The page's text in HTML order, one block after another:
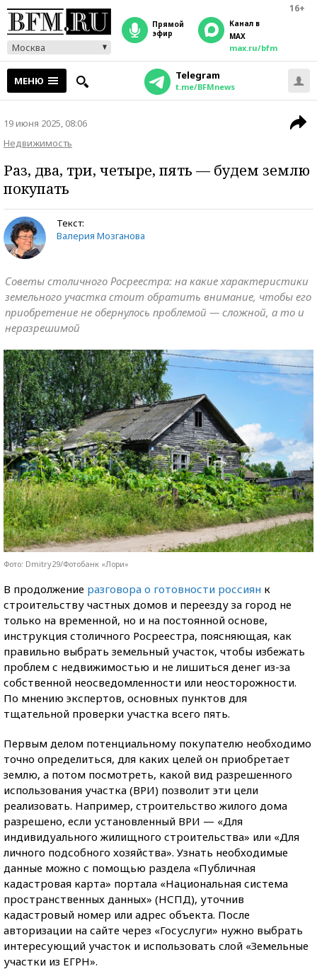
16+
Москва
прямой
эфир
Канал в
MAX
max.ru/bfm
МЕНЮ Telegram
t.me/BFMnews
19 июня 2025, 08:06
Недвижимость
Раз, два, три, четыре, пять — будем землю
покупать
Текст:
Валерия Мозганова
Советы столичного Росреестра: на какие характеристики
земельного участка стоит обратить внимание, чтобы его
приобретение не обернулось проблемой — сложной, а то и
неразрешимой
Фото: Dmitry29/Фотобанк «Лори»
В продолжение разговора о готовности россиян к
строительству частных домов и переезду за город не
только на временной, но и на постоянной основе,
инструкция столичного Росреестра, поясняющая, как
правильно выбрать земельный участок, чтобы избежать
проблем с недвижимостью и не лишиться денег из-за
собственной неосведомленности или неосторожности.
По мнению экспертов, основных пунктов для
тщательной проверки участка всего пять.
Первым делом потенциальному покупателю необходимо
точно определиться, для каких целей он приобретает
землю, а потом посмотреть, какой вид разрешенного
использования участка (ВРИ) позволит эти цели
реализовать. Например, строительство жилого дома
разрешено, если установленный ВРИ — «Для
индивидуального жилищного строительства» или «Для
личного подсобного хозяйства». Узнать необходимые
данные можно с помощью раздела «Публичная
кадастровая карта» портала «Национальная система
пространственных данных» (НСПД), уточнив
кадастровый номер или адрес объекта. После
авторизации на сайте через «Госуслуги» нужно выбрать
интересующий участок и использовать слой «Земельные
участки из ЕГРН».